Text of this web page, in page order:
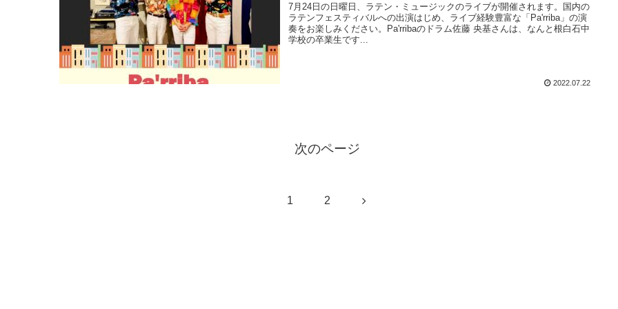
7月24日の日曜日、ラテン・ミュージックのライブが開催されます。国内の
ラテンフェスティバルへの出演はじめ、ライブ経験豊富な「Pa'rriba」の演
奏をお楽しみください。Pa'rribaのドラム佐藤 央基さんは、なんと根白石中
学校の卒業生です...
2022.07.22
次のページ
1 2 次